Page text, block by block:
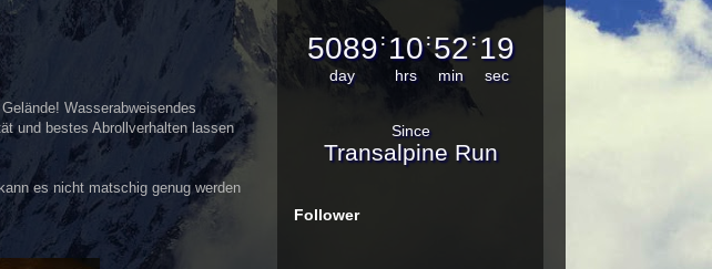
Wasserabweisendes
und bestes Abrollverhalten lassen
es nicht matschig genug werden
5089
day
: 10
hrs
:52
min
: 19
sec
Since
Transalpine Run
Follower